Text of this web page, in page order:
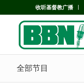
收听基督教广播
全部节目